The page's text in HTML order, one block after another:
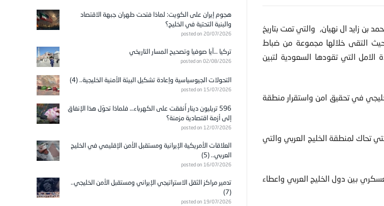
بن زايد ال نهيان, والتي تمت بتاريخ
حيث التقى خلالها مجموعة من ضباط
التي تقودها السعودية لتبين
في تحقيق امن واستقرار منطقة
تحاك لمنطقة الخليج العربي والتي
بين دول الخليج العربي واعطاء
هجوم إيران على الكويت: لماذا فتحت طهران جبهة الاقتصاد
والبنية التحتية في الخليج؟
posted on 20/07/2026
تركيا …آيا صوفيا وتصحيح المسار التاريخي
posted on 02/08/2026
التحولات الجيوسياسية وإعادة تشكيل البيئة الأمنية الخليجية.. (4)
posted on 15/07/2026
596 تريليون دينار أُنفقت على الكهرباء… فلماذا تحوّل هذا الإنفاق
إلى أزمة اقتصادية مزمنة؟
posted on 12/07/2026
العلاقات الأمريكية الإيرانية ومستقبل الأمن الإقليمي في الخليج
العربي.. (5)
posted on 16/07/2026
تدمير مراكز الثقل الاستراتيجي الإيراني ومستقبل الأمن الخليجي..
(7)
posted on 19/07/2026